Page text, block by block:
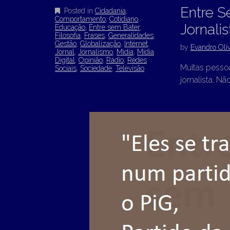
Posted in Cidadania
Comportamento Cotidiano
Educação Entre sem Bater,
Filosofia
Frases Generalidades
Gestão Globalização Internet
Jornal
Jornalismo Mídia
Mídia
Digital
Opinião Rádio Redes
Sociais Sociedade Televisão
Entre
by Evandro
Muitas
jornalista.